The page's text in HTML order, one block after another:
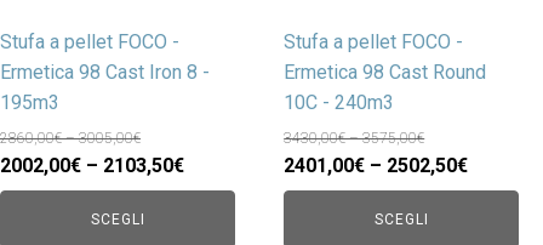
Stufa a pellet FOCO -
Ermetica 98 Cast Iron 8 -
195m3
2860,00€ – 3005,00€
2002,00€ – 2103,50€
SCEGLI
Stufa a pellet FOCO -
Ermetica 98 Cast Round
10C - 240m3
3430,00€ – 3575,00€
2401,00€ – 2502,50€
SCEGLI